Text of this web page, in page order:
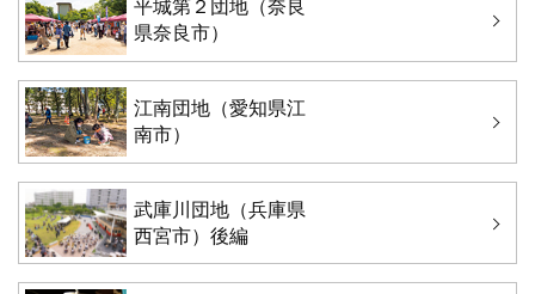
平城第２団地（奈良
県奈良市）
江南団地（愛知県江
南市）
武庫川団地（兵庫県
西宮市）後編